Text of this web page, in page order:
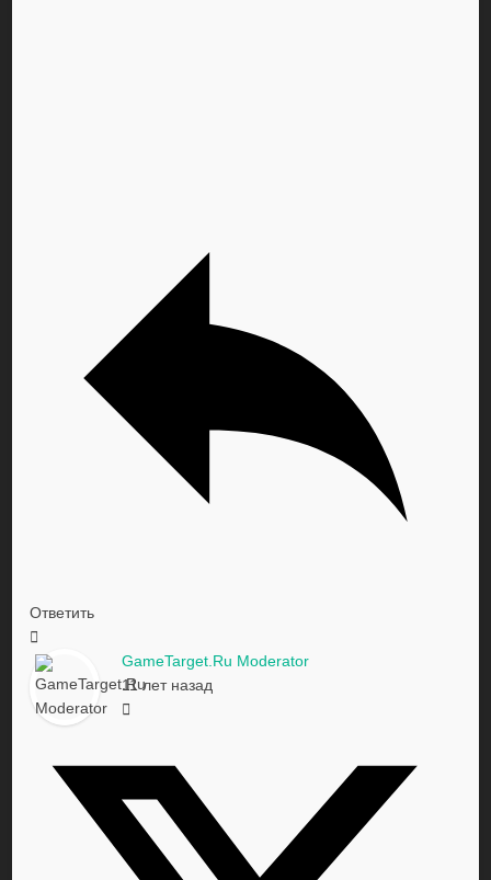
Ответить
GameTarget.Ru Moderator
11 лет назад